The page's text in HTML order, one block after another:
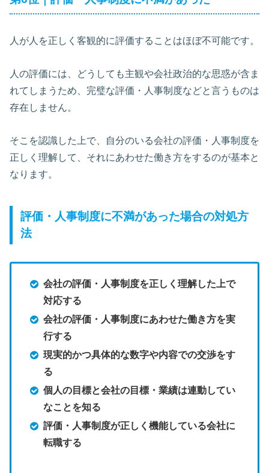
人が人を正しく客観的に評価することはほぼ不可能です。
人の評価には、どうしても主観や会社政治的な思惑が含ま
れてしまうため、完璧な評価・人事制度などと言うものは
存在しません。
そこを認識した上で、自分のいる会社の評価・人事制度を
正しく理解して、それにあわせた働き方をするのが基本と
なります。
評価・人事制度に不満があった場合の対処方
法
会社の評価・人事制度を正しく理解した上で
対応する
会社の評価・人事制度にあわせた働き方を実
行する
現実的かつ具体的な数字や内容での交渉をす
る
個人の目標と会社の目標・業績は連動してい
なことを知る
評価・人事制度が正しく機能している会社に
転職する